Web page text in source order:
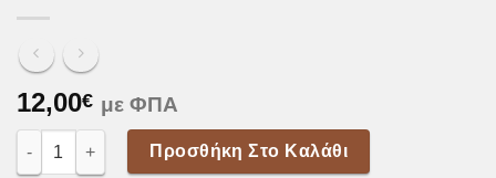
12,00€ με ΦΠΑ
ΜΕΓΑΛΗ ΠΑΡΑΚΛΗΣΙΣ ποσότητα
Προσθήκη Στο Καλάθι